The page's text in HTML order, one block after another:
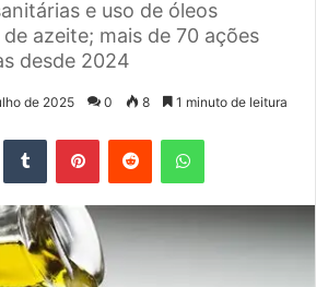
e uso de óleos
azeite; mais de 70 ações
desde 2024
de 2025 0 8 1 minuto de leitura
Tumblr PinterestReddit WhatsApp